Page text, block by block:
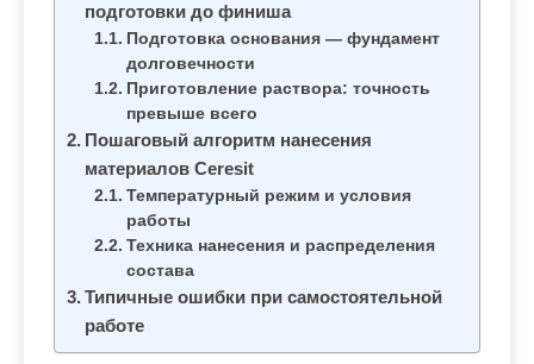
подготовки до финиша
Подготовка основания — фундамент
долговечности
Приготовление раствора: точность
превыше всего
Пошаговый алгоритм нанесения
материалов Ceresit
Температурный режим и условия
работы
Техника нанесения и распределения
состава
Типичные ошибки при самостоятельной
работе